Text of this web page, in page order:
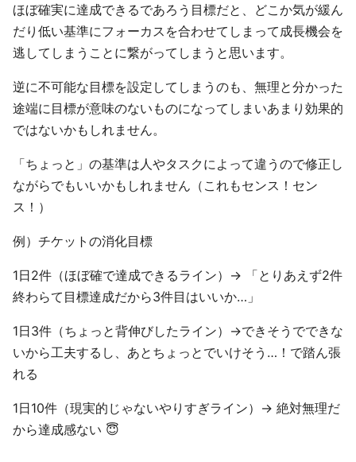
ほぼ確実に達成できるであろう目標だと、どこか気が緩ん
だり低い基準にフォーカスを合わせてしまって成長機会を
逃してしまうことに繋がってしまうと思います。
逆に不可能な目標を設定してしまうのも、無理と分かった
途端に目標が意味のないものになってしまいあまり効果的
ではないかもしれません。
「ちょっと」の基準は人やタスクによって違うので修正し
ながらでもいいかもしれません（これもセンス！セン
ス！）
例）チケットの消化目標
1日2件（ほぼ確で達成できるライン）→ 「とりあえず2件
終わらて目標達成だから3件目はいいか…」
1日3件（ちょっと背伸びしたライン）→できそうでできな
いから工夫するし、あとちょっとでいけそう…！で踏ん張
れる
1日10件（現実的じゃないやりすぎライン）→ 絶対無理だ
から達成感ない 😇